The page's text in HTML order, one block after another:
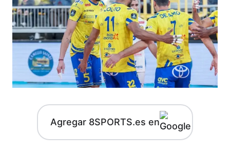
Agregar 8SPORTS.es en